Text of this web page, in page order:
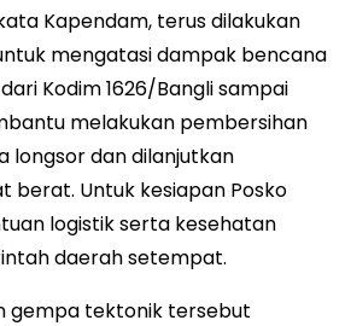
Kapendam, terus dilakukan
mengatasi dampak bencana
Kodim 1626/Bangli sampai
melakukan pembersihan
longsor dan dilanjutkan
berat. Untuk kesiapan Posko
logistik serta kesehatan
daerah setempat.
gempa tektonik tersebut